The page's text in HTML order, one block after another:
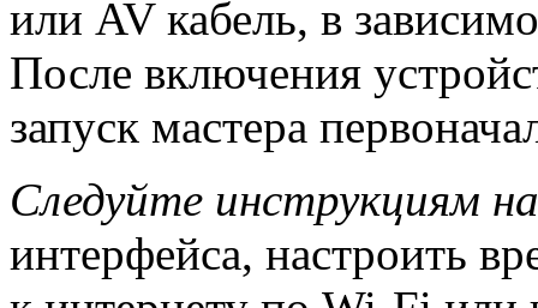
или AV кабель, в
После включения
запуск мастера
Следуйте инструкциям
интерфейса, настроить